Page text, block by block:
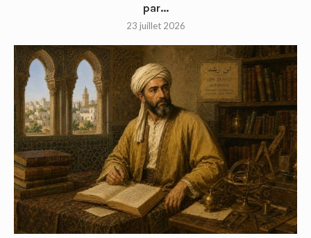
par...
23 juillet 2026